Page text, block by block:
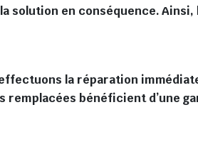
en conséquence.
la réparation
remplacées bénéficient d’une